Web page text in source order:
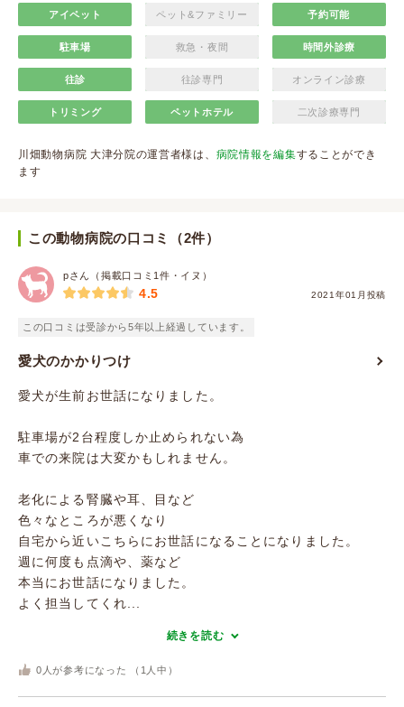
アイペット ペット&ファミリー 予約可能
駐車場 救急・夜間 時間外診療
往診 往診専門 オンライン診療
トリミング ペットホテル 二次診療専門
川畑動物病院 大津分院の運営者様は、 病院情報を編集することができ
ます
この動物病院の口コミ（2件）
pさん（掲載口コミ1件・イヌ）
2021年01月投稿
4.5
この口コミは受診から5年以上経過しています。
愛犬のかかりつけ
愛犬が生前お世話になりました。
駐車場が2台程度しか止められない為
車での来院は大変かもしれません。
老化による腎臓や耳、目など
色々なところが悪くなり
自宅から近いこちらにお世話になることになりました。
週に何度も点滴や、薬など
本当にお世話になりました。
よく担当してくれ...
続きを読む
0 人が参考になった （ 1 人中）